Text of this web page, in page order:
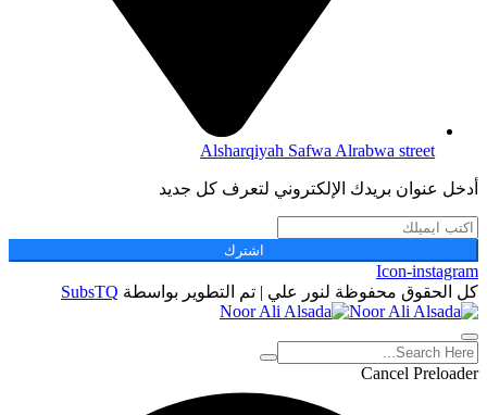
Alsharqiyah Safwa Alrabwa street
أدخل عنوان بريدك الإلكتروني لتعرف كل جديد
اشترك
Icon-instagram
كل الحقوق محفوظة لنور علي | تم التطوير بواسطة SubsTQ
Cancel Preloader